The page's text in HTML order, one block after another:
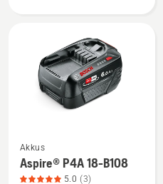
Mehr
Details
Akkus
Aspire® P4A 18-B108
5.0 (3)